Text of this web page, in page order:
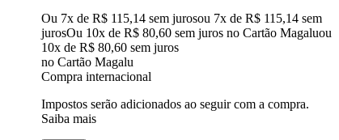
Ou 7x de R$ 115,14 sem jurosou 7x de R$ 115,14 sem
jurosOu 10x de R$ 80,60 sem juros no Cartão Magaluou
10x de R$ 80,60 sem juros
no Cartão Magalu
Compra internacional
Impostos serão adicionados ao seguir com a compra.
Saiba mais